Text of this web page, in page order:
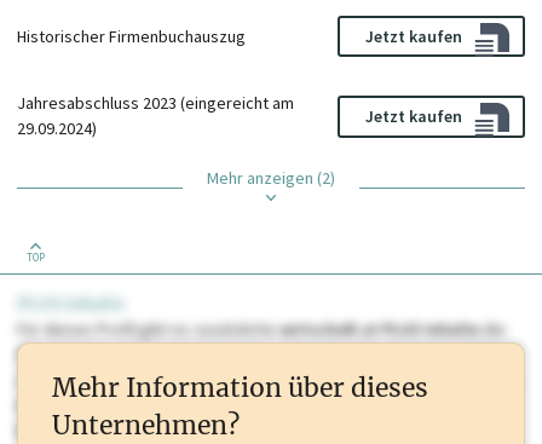
Historischer Firmenbuchauszug Jetzt kaufen
Jahresabschluss 2023 (eingereicht am
29.09.2024)
Jetzt kaufen
Mehr anzeigen (2)
TOP
PLUS Inhalte
Für dieses Profil gibt es zusätzlichewirtschaft.at PLUS Inhaltedie
Sie momentan nicht einsehen können. Schalten Sie dieses Profil frei
oder loggen Sie sich ein um diese Inhalte zu sehen. wirtschaft.at PLUS
Marken, Patente, Rechtstatsachen, OTS-Aussendungen, und viele
Mehr Information über dieses
Unternehmen?